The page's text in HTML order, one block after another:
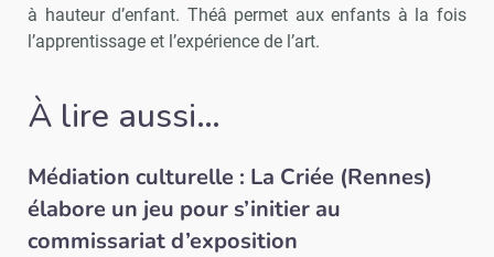
à hauteur d’enfant. Théâ permet aux enfants à la fois
l’apprentissage et l’expérience de l’art.
À lire aussi…
Médiation culturelle : La Criée (Rennes)
élabore un jeu pour s’initier au
commissariat d’exposition